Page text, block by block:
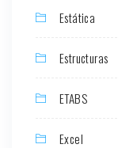
Estática
Estructuras
ETABS
Excel